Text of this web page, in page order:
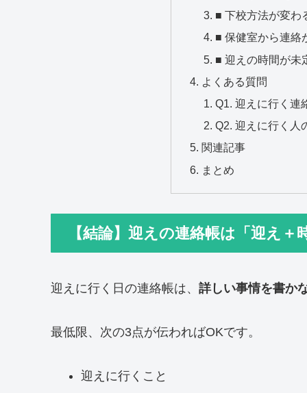
■ 下校方法が変わ
■ 保健室から連絡
■ 迎えの時間が未
よくある質問
Q1. 迎えに行く連
Q2. 迎えに行く人
関連記事
まとめ
【結論】迎えの連絡帳は「迎え＋
迎えに行く日の連絡帳は、 詳しい事情を書か
最低限、次の3点が伝わればOKです。
迎えに行くこと